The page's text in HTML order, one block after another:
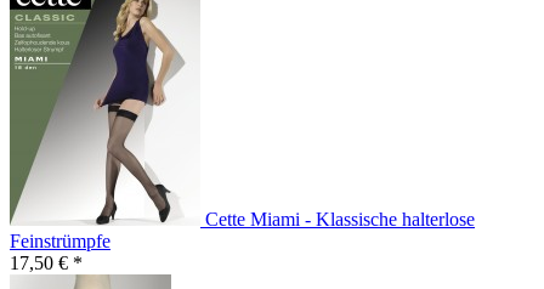
Cette Miami - Klassische halterlose
Feinstrümpfe
17,50 € *